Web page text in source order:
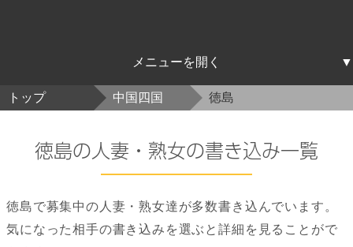
北海道東北
北海道
青森
岩手
宮城
秋田
山形
福島
関東
茨城
栃木
群馬
埼玉
千葉
東京
神奈川
中部
新潟
富山
石川
福井
山梨
長野
岐阜
静岡
愛知
近畿
三重
滋賀
京都
大阪
兵庫
奈良
和歌山
中国四国
鳥取
島根
岡山
広島
山口
徳島
香川
愛媛
高知
九州沖縄
福岡
佐賀
長崎
熊本
大分
宮崎
鹿児島
沖縄
トップ 中国四国 徳島
徳島の人妻・熟女の書き込み一覧
徳島で募集中の人妻・熟女達が多数書き込んでいます。
気になった相手の書き込みを選ぶと詳細を見ることがで